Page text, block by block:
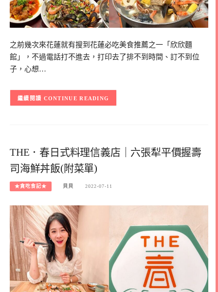
之前幾次來花蓮就有搜到花蓮必吃美食推薦之一「欣欣麵
館」，不過電話打不進去，打印去了排不到時間、訂不到位
子，心想…
CONTINUE READING
THE．春日式料理信義店｜六張犁平價握壽
司海鮮丼飯(附菜單)
★貪吃食記★ 貝貝 2022-07-11